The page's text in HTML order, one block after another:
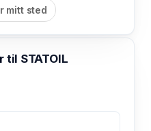
mitt sted
STATOIL